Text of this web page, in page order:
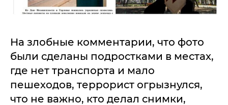
На злобные комментарии, что фото
были сделаны подростками в местах,
где нет транспорта и мало
пешеходов, террорист огрызнулся,
что не важно, кто делал снимки,